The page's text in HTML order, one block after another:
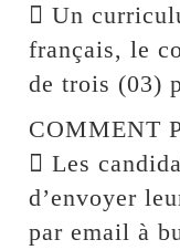
 Un
français, le
de trois (03)
COMMENT
 Les
d’envoyer
par email à